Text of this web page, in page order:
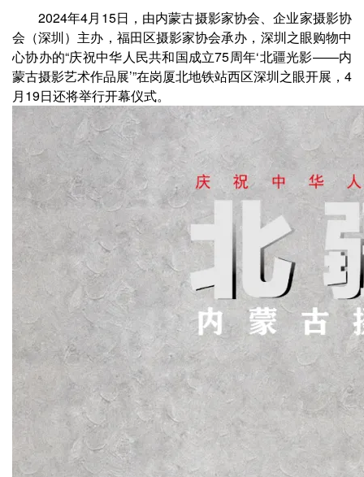
2024年4月15日，由内蒙古摄影家协会、企业家摄影协
会（深圳）主办，福田区摄影家协会承办，深圳之眼购物中
心协办的“庆祝中华人民共和国成立75周年‘北疆光影——内
蒙古摄影艺术作品展’”在岗厦北地铁站西区深圳之眼开展，4
月19日还将举行开幕仪式。